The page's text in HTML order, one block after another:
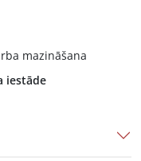
mazināšana
iestāde